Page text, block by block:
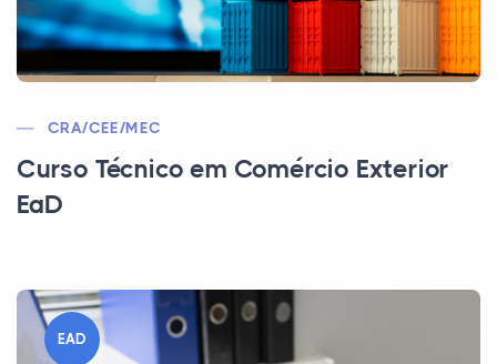
CRA/CEE/MEC
Curso Técnico em Comércio Exterior
EaD
EAD